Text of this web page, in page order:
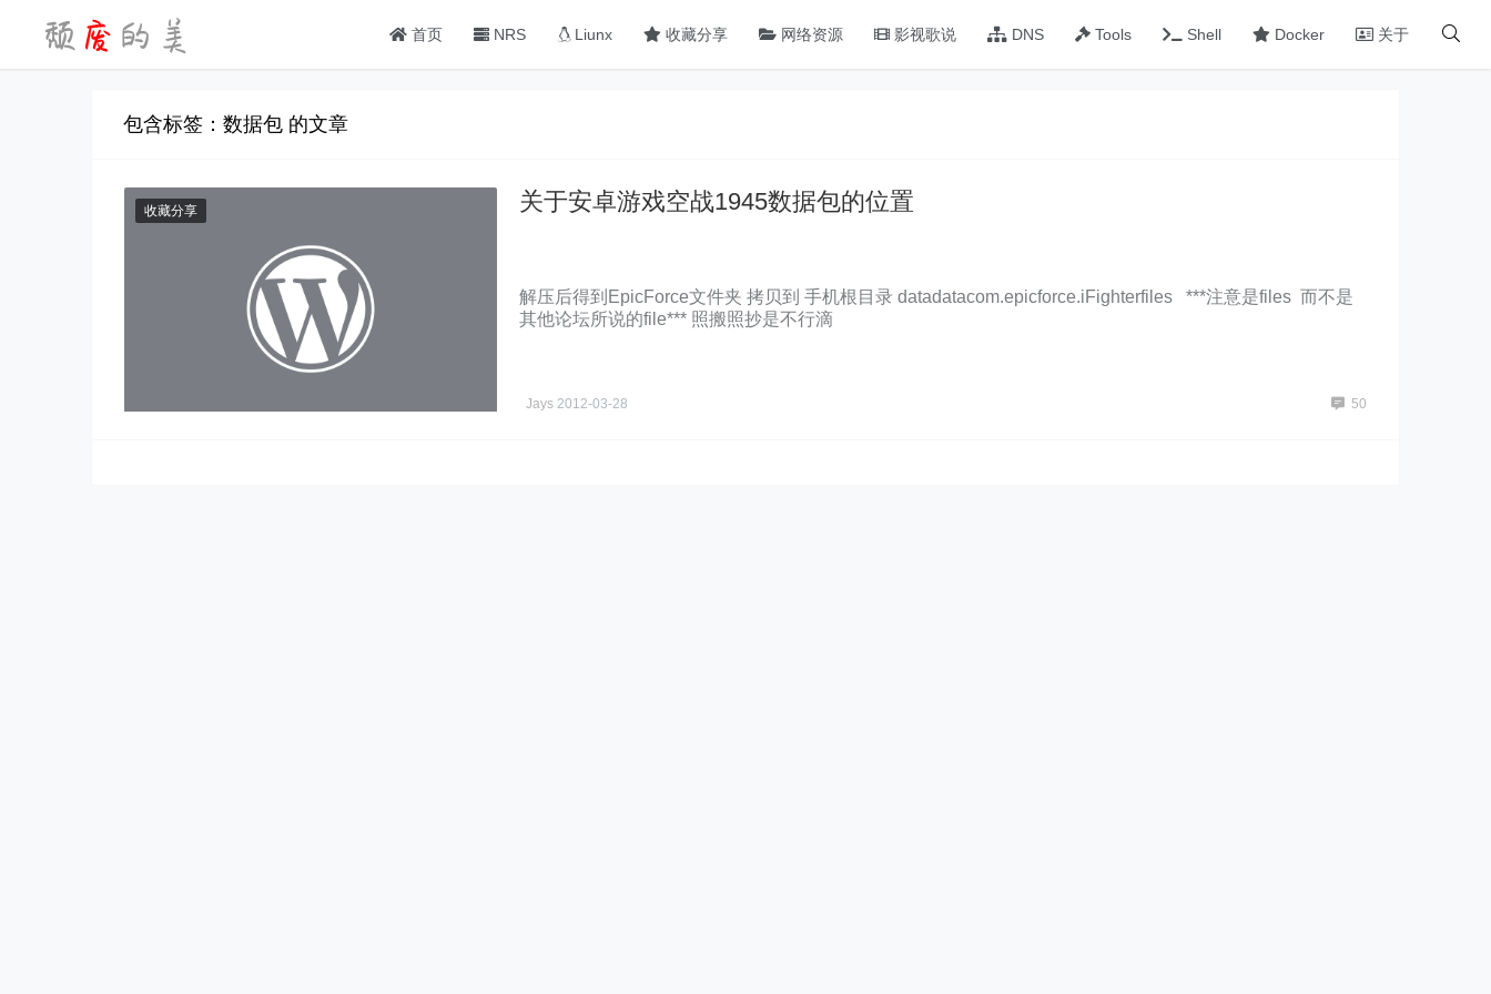
首页 NRS Liunx 收藏分享 网络资源 影视歌说 DNS Tools Shell Docker 关于
包含标签：数据包 的文章
收藏分享 关于安卓游戏空战1945数据包的位置
解压后得到EpicForce文件夹 拷贝到 手机根目录 datadatacom.epicforce.iFighterfiles ***注意是files 而不是
其他论坛所说的file*** 照搬照抄是不行滴
Jays 2012-03-28 50